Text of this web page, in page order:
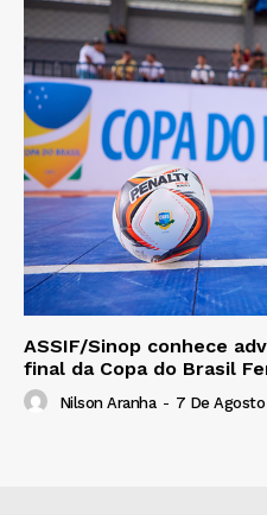
ASSIF/Sinop conhece
final da Copa do Brasil
Nilson Aranha - 7 De